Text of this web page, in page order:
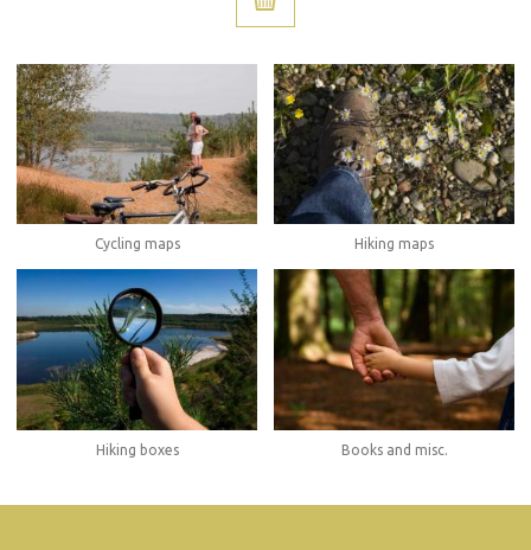
Cycling maps Hiking maps
Hiking boxes Books and misc.